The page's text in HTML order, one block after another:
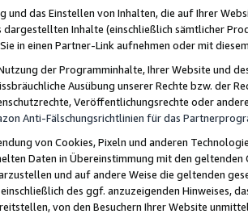
und das Einstellen von Inhalten, die auf Ihrer
dargestellten Inhalte (einschließlich sämtlicher
in einen Partner-Link aufnehmen oder mit
der Programminhalte, Ihrer Website und
Ausübung unserer Rechte bzw. der
Veröffentlichungsrechte oder
Anti-Fälschungsrichtlinien für das
von Cookies, Pixeln und anderen
Daten in Übereinstimmung mit den
und auf andere Weise die geltenden
des ggf. anzuzeigenden Hinweises,
von den Besuchern Ihrer Website